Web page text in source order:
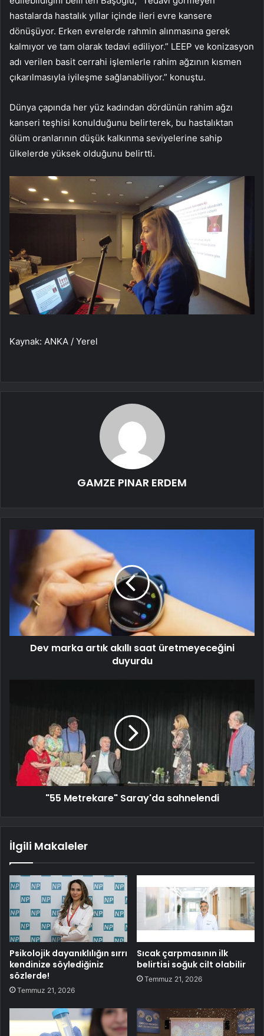
hastalarda hastalık yıllar içinde ileri evre kansere
dönüşüyor. Erken evrelerde rahmin alınmasına gerek
kalmıyor ve tam olarak tedavi ediliyor.” LEEP ve konizasyon
adı verilen basit cerrahi işlemlerle rahim ağzının kısmen
çıkarılmasıyla iyileşme sağlanabiliyor.” konuştu.
Dünya çapında her yüz kadından dördünün rahim ağzı
kanseri teşhisi konulduğunu belirterek, bu hastalıktan
ölüm oranlarının düşük kalkınma seviyelerine sahip
ülkelerde yüksek olduğunu belirtti.
Kaynak: ANKA / Yerel
GAMZE PINAR ERDEM
Dev marka artık akıllı saat üretmeyeceğini
duyurdu
"55 Metrekare" Saray'da sahnelendi
İlgili Makaleler
Psikolojik dayanıklılığın sırrı
kendinize söylediğiniz
sözlerde!
Temmuz 21, 2026
Sıcak çarpmasının ilk
belirtisi soğuk cilt olabilir
Temmuz 21, 2026